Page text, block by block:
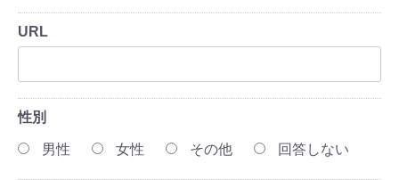
URL
性別
男性 女性 その他 回答しない